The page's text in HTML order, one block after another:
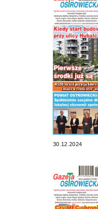
30.12.2024